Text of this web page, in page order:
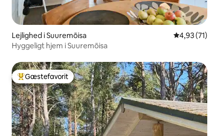
Lejlighed i Suuremõisa 4,93 ud af 5
4,93 (71)
Hyggeligt hjem i Suuremõisa
Bedste gæstefavorit
Gæstefavorit